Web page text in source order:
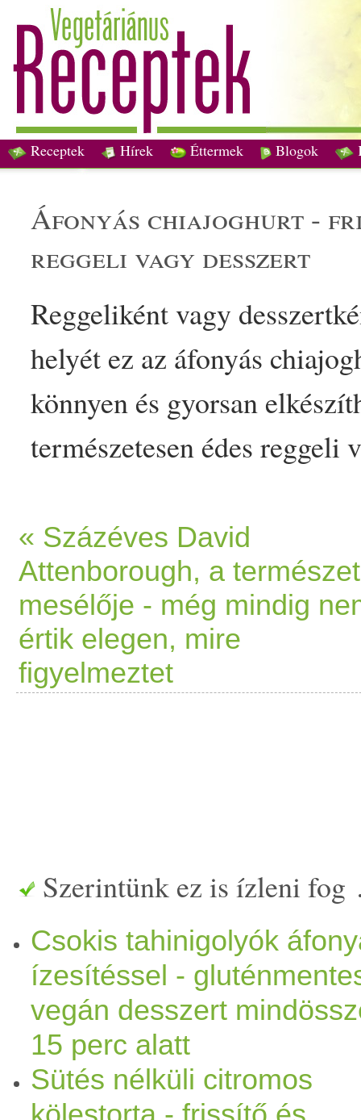
Receptek Hírek Éttermek Blogok
áfonyás chiajoghurt -
reggeli vagy desszert
Reggeliként vagy desszert
helyét ez az áfonyás chia
könnyen és gyorsan
természetesen édes reggeli
enyhén savanykás íze
lágyságát, miközben a chia
Ez az a recept, ami szinte
chiajoghurt-
« Százéves David
Attenborough, a természet
mesélője - még mindig
értik elegen, mire
figyelmeztet
Szerintünk ez is ízleni
Csokis tahinigolyók
ízesítéssel -
vegán desszert
15 perc alatt
Sütés nélküli citromos